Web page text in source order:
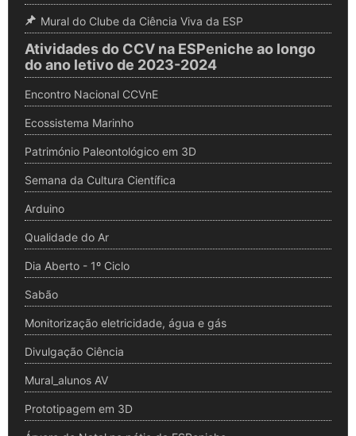
Mural do Clube da Ciência Viva da ESP
Atividades do CCV na ESPeniche ao longo
do ano letivo de 2023-2024
Encontro Nacional CCVnE
Ecossistema Marinho
Património Paleontológico em 3D
Semana da Cultura Científica
Arduino
Qualidade do Ar
Dia Aberto - 1º Ciclo
Sabão
Monitorização eletricidade, água e gás
Divulgação Ciência
Mural_alunos AV
Prototipagem em 3D